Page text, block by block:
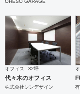
オフィス 32坪
代々木のオフィス
株式会社シンデザイン